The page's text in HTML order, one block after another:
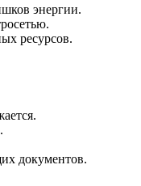
энергии.
ресурсов.
документов.